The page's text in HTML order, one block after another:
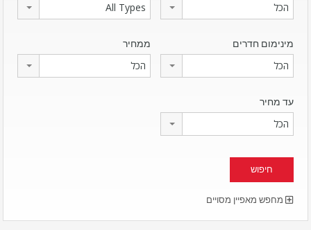
הכל All Types
מינימום חדרים
הכל
ממחיר
הכל
עד מחיר
הכל
מחפש מאפיין מסויים